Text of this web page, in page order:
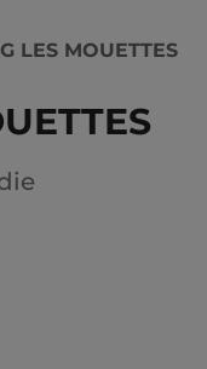
LES MOUETTES